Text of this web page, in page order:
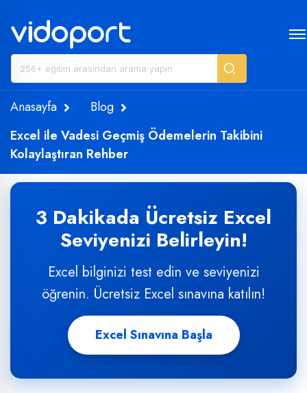
Anasayfa
Blog
Excel ile Vadesi Geçmiş Ödemelerin Takibini
Kolaylaştıran Rehber
3 Dakikada Ücretsiz Excel
Seviyenizi Belirleyin!
Excel bilginizi test edin ve seviyenizi
öğrenin. Ücretsiz Excel sınavına katılın!
Excel Sınavına Başla